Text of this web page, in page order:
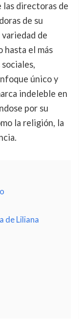
las directoras de
de su
de
hasta el más
único y
indeleble en
por su
la religión, la
de Liliana